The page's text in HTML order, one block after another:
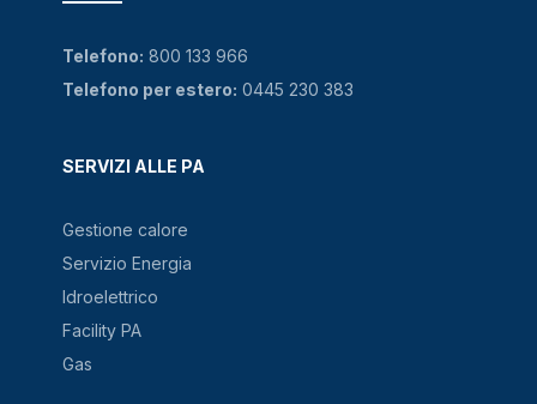
SERVIZI ALLE PA
Gestione calore
Servizio Energia
Idroelettrico
Facility PA
Gas
Telefono: 800 133 966
Telefono per estero: 0445 230 383